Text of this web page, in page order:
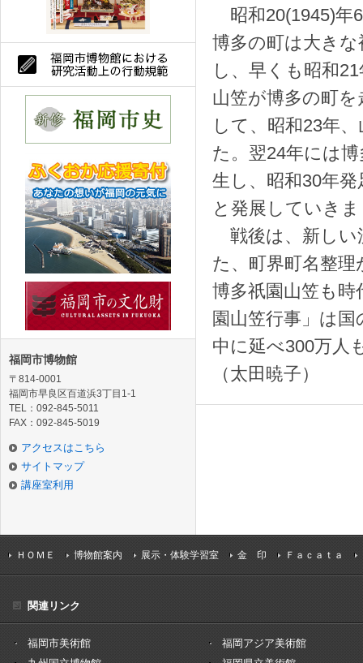
昭和20(1945)年
博多の町は大き
し、早くも昭和
山笠が博多の町
して、昭和23年
た。翌24年には
生し、昭和30年
と発展していき
戦後は、新しい
た、町界町名整
博多祇園山笠も
園山笠行事」は
中に延べ300万人
（太田暁子）
福岡市博物館
〒814-0001
福岡市早良区百道浜3丁目1-1
TEL：092-845-5011
FAX：092-845-5019
アクセスはこちら
サイトマップ
講座室利用
ＨＯＭＥ 博物館案内 展示・体験学習室 金 印 Ｆａｃａｔａ
関連リンク
福岡市美術館
福岡アジア美術館